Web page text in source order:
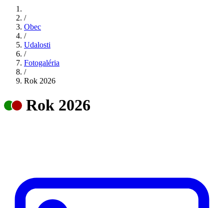
/
Obec
/
Udalosti
/
Fotogaléria
/
Rok 2026
Rok 2026